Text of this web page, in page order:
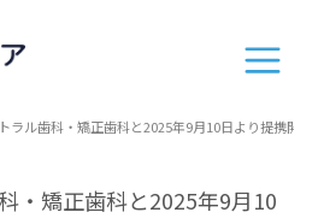
ラル歯科・矯正歯科と2025年9月10日より提携開始
・矯正歯科と2025年9月10